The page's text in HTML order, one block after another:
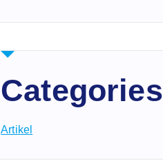
Categories
Artikel